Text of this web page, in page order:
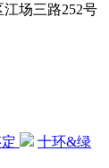
场三路252号
十环&绿